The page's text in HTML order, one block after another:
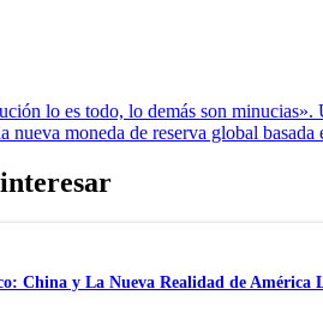
lo es todo, lo demás son
nueva moneda de reserva global basada
China y La Nueva Realidad de América